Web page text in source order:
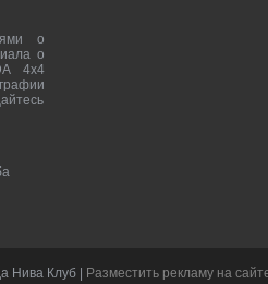
о
о
4x4
Нива Клуб | Разместить рекламу на